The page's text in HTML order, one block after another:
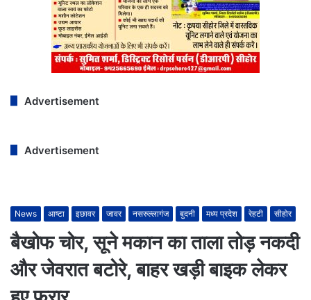
Advertisement
Advertisement